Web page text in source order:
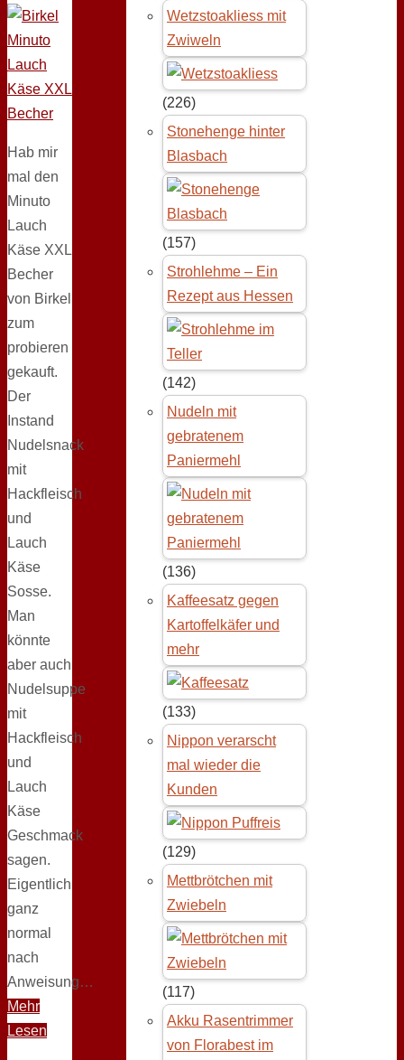
Hab mir
mal den
Minuto
Lauch
Käse XXL
Becher
von Birkel
zum
probieren
gekauft.
Der
Instand
Nudelsnack
mit
Hackfleisch
und
Lauch
Käse
Sosse.
Man
könnte
aber auch
Nudelsuppe
mit
Hackfleisch
und
Lauch
Käse
Geschmack
sagen.
Eigentlich
ganz
normal
nach
Anweisung…
Mehr
Lesen
Wetzstoakliess mit
Zwiweln
(226)
Stonehenge hinter
Blasbach
(157)
Strohlehme – Ein
Rezept aus Hessen
(142)
Nudeln mit
gebratenem
Paniermehl
(136)
Kaffeesatz gegen
Kartoffelkäfer und
mehr
(133)
Nippon verarscht
mal wieder die
Kunden
(129)
Mettbrötchen mit
Zwiebeln
(117)
Akku Rasentrimmer
von Florabest im